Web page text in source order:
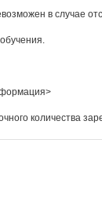
в случае
количества